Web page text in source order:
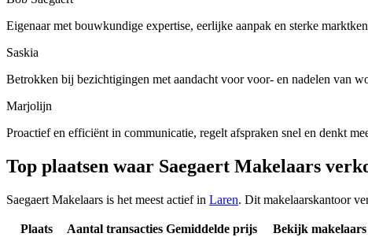
Eigenaar met bouwkundige expertise, eerlijke aanpak en sterke
Saskia
Betrokken bij bezichtigingen met aandacht voor voor- en nadelen van
Marjolijn
Proactief en efficiënt in communicatie, regelt afspraken snel en denkt
Top plaatsen waar Saegaert Makelaars
Saegaert Makelaars is het meest actief in Laren. Dit makelaarskantoor
Plaats Aantal transacties Gemiddelde prijs Bekijk makelaars